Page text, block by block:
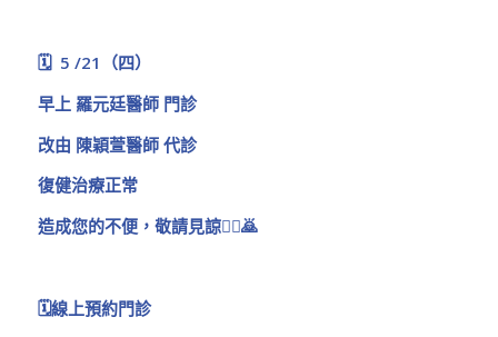
🗓️ 5 /21（四）
早上 羅元廷醫師 門診
改由 陳穎萱醫師 代診
復健治療正常
造成您的不便，敬請見諒🙇‍♂️🙇
🗓️線上預約門診